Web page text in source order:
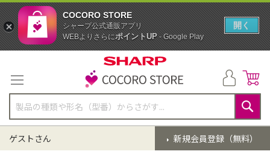
テ
ン
ツ
に
ス
キ
ッ
検
索
新規会員登録（無料）
ゲストさん
COCORO STORE
シャープ公式通販アプリ
WEBよりさらにポイントUP- Google Play
開く